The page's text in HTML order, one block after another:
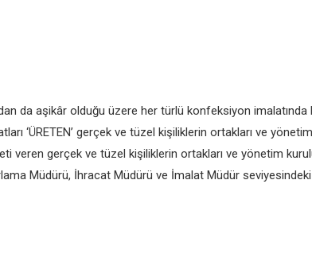
da aşikâr olduğu üzere her türlü konfeksiyon imalatında
‘ÜRETEN’ gerçek ve tüzel kişiliklerin ortakları ve
veren gerçek ve tüzel kişiliklerin ortakları ve yönetim
Müdürü, İhracat Müdürü ve İmalat Müdür